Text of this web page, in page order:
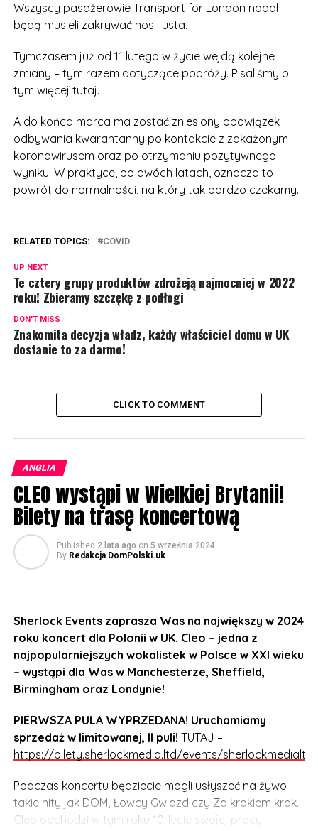
Wszyscy pasażerowie Transport for London nadal
będą musieli zakrywać nos i usta.
Tymczasem już od 11 lutego w życie wejdą kolejne
zmiany – tym razem dotyczące podróży. Pisaliśmy o
tym więcej tutaj.
A do końca marca ma zostać zniesiony obowiązek
odbywania kwarantanny po kontakcie z zakażonym
koronawirusem oraz po otrzymaniu pozytywnego
wyniku. W praktyce, po dwóch latach, oznacza to
powrót do normalności, na który tak bardzo czekamy.
RELATED TOPICS: COVID
UP NEXT
Te cztery grupy produktów zdrożeją najmocniej w 2022
roku! Zbieramy szczękę z podłogi
DON'T MISS
Znakomita decyzja władz, każdy właściciel domu w UK
dostanie to za darmo!
CLICK TO COMMENT
ANGLIA
CLEO wystąpi w Wielkiej Brytanii!
Bilety na trasę koncertową
Published 2 lata ago on 5 września 2024
By Redakcja DomPolski.uk
Sherlock Events zaprasza Was na największy w 2024
roku koncert dla Polonii w UK. Cleo – jedna z
najpopularniejszych wokalistek w Polsce w XXI wieku
– wystąpi dla Was w Manchesterze, Sheffield,
Birmingham oraz Londynie!
PIERWSZA PULA WYPRZEDANA! Uruchamiamy
sprzedaż w limitowanej, II puli! TUTAJ –
https://bilety.sherlockmedia.ltd/events/sherlockmedialtd/
Podczas koncertu będziecie mogli usłyszeć na żywo
takie hity jak DOM, Łowcy Gwiazd czy Za krokiem krok.
Cleo obchodzi w tym roku 10-lecie swojej pracy